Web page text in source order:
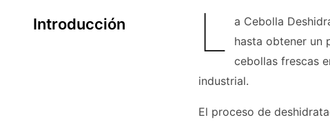
Introducción L
a Cebolla
hasta obtener un
cebollas frescas
industrial.
El proceso de